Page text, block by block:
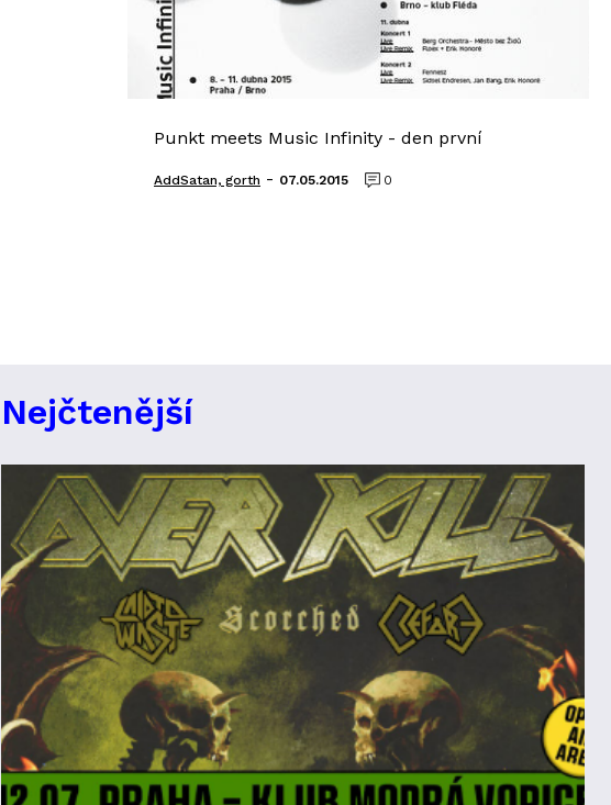
Punkt meets Music Infinity - den první
AddSatan, gorth - 07.05.2015 0
Nejčtenější